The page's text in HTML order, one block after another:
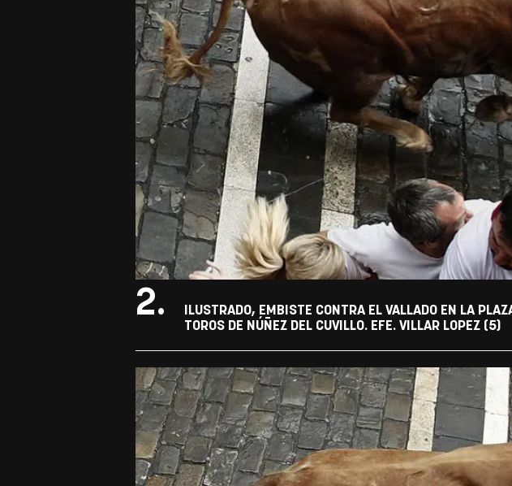
2.
ILUSTRADO, EMBISTE CONTRA EL VALLADO EN LA
TOROS DE NÚÑEZ DEL CUVILLO. EFE. VILLAR LOPEZ (5)